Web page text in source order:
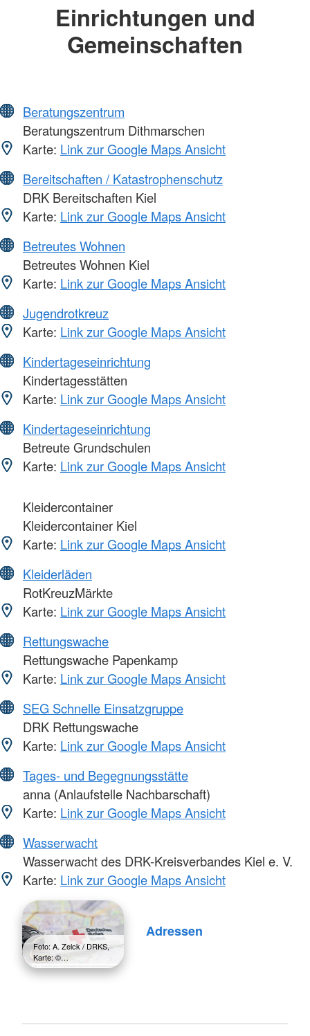
Einrichtungen und
Gemeinschaften
Beratungszentrum
Beratungszentrum Dithmarschen
Karte: Link zur Google Maps Ansicht
Bereitschaften / Katastrophenschutz
DRK Bereitschaften Kiel
Karte: Link zur Google Maps Ansicht
Betreutes Wohnen
Betreutes Wohnen Kiel
Karte: Link zur Google Maps Ansicht
Jugendrotkreuz
Karte: Link zur Google Maps Ansicht
Kindertageseinrichtung
Kindertagesstätten
Karte: Link zur Google Maps Ansicht
Kindertageseinrichtung
Betreute Grundschulen
Karte: Link zur Google Maps Ansicht
Kleidercontainer
Kleidercontainer Kiel
Karte: Link zur Google Maps Ansicht
Kleiderläden
RotKreuzMärkte
Karte: Link zur Google Maps Ansicht
Rettungswache
Rettungswache Papenkamp
Karte: Link zur Google Maps Ansicht
SEG Schnelle Einsatzgruppe
DRK Rettungswache
Karte: Link zur Google Maps Ansicht
Tages- und Begegnungsstätte
anna (Anlaufstelle Nachbarschaft)
Karte: Link zur Google Maps Ansicht
Wasserwacht
Wasserwacht des DRK-Kreisverbandes Kiel e. V.
Karte: Link zur Google Maps Ansicht
Foto: A. Zelck / DRKS,
Karte: ©…
Adressen